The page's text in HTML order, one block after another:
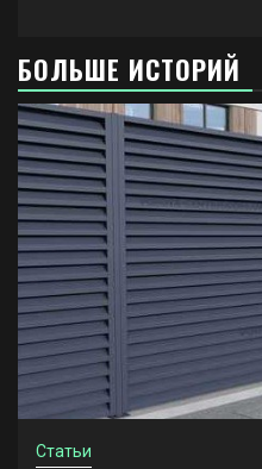
БОЛЬШЕ ИСТОРИЙ
Статьи